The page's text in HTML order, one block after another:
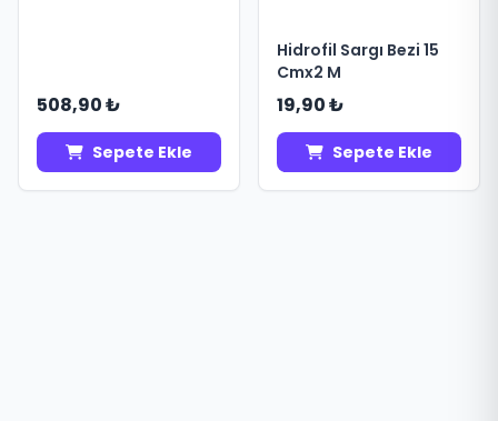
508,90 ₺
Sepete Ekle
Hidrofil Sargı Bezi 15
Cmx2 M
19,90 ₺
Sepete Ekle